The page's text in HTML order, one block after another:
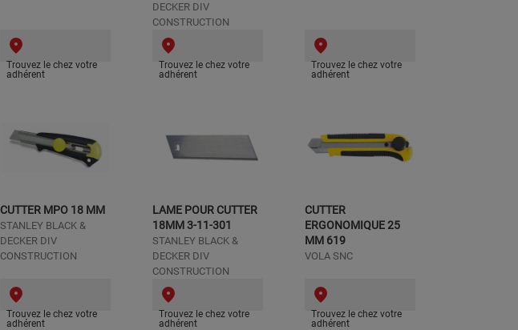
Trouvez le chez votre
adhérent
DECKER DIV
CONSTRUCTION
Trouvez le chez votre
adhérent
Trouvez le chez votre
adhérent
CUTTER MPO 18 MM
STANLEY BLACK &
DECKER DIV
CONSTRUCTION
Trouvez le chez votre
adhérent
LAME POUR CUTTER
18MM 3-11-301
STANLEY BLACK &
DECKER DIV
CONSTRUCTION
Trouvez le chez votre
adhérent
CUTTER
ERGONOMIQUE 25
MM 619
VOLA SNC
Trouvez le chez votre
adhérent